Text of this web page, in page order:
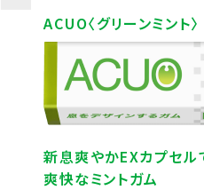
ACUO〈グリーンミント〉
新息爽やかEXカプセル
爽快なミントガム